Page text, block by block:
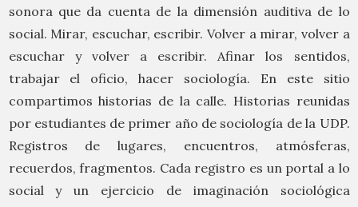
sonora que da cuenta de la dimensión auditiva de lo
social. Mirar, escuchar, escribir. Volver a mirar, volver a
escuchar y volver a escribir. Afinar los sentidos,
trabajar el oficio, hacer sociología. En este sitio
compartimos historias de la calle. Historias reunidas
por estudiantes de primer año de sociología de la UDP.
Registros de lugares, encuentros, atmósferas,
recuerdos, fragmentos. Cada registro es un portal a lo
social y un ejercicio de imaginación sociológica